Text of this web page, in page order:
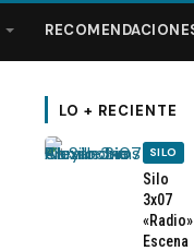
LO + RECIENTE
SILO
Silo
3x07
Escena